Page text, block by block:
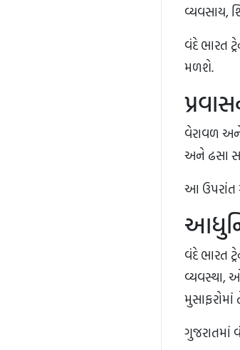
વ્યવસાય,
વંદે ભારત
મળશે.
વેરાવળ અને
અને ઢસા
આ ઉપરાંત
વંદે ભારત
વ્યવસ્થા,
મુસાફરોમાં
ગુજરાતમાં